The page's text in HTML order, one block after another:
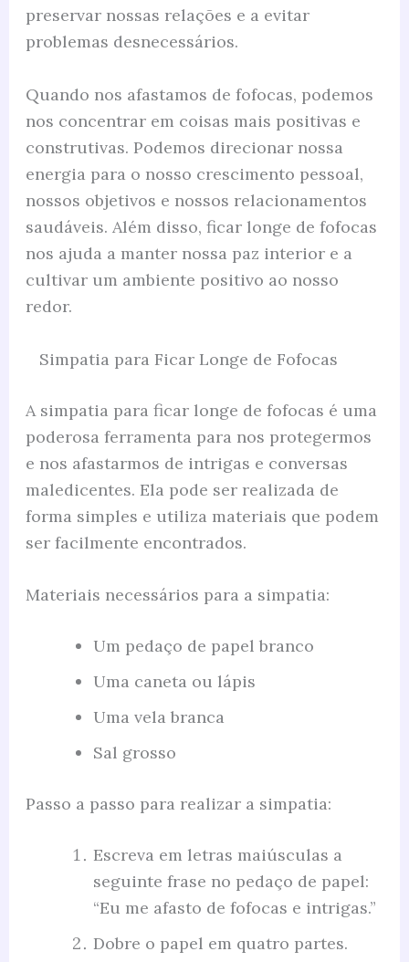
preservar nossas relações e a evitar
problemas desnecessários.
Quando nos afastamos de fofocas, podemos
nos concentrar em coisas mais positivas e
construtivas. Podemos direcionar nossa
energia para o nosso crescimento pessoal,
nossos objetivos e nossos relacionamentos
saudáveis. Além disso, ficar longe de fofocas
nos ajuda a manter nossa paz interior e a
cultivar um ambiente positivo ao nosso
redor.
Simpatia para Ficar Longe de Fofocas
A simpatia para ficar longe de fofocas é uma
poderosa ferramenta para nos protegermos
e nos afastarmos de intrigas e conversas
maledicentes. Ela pode ser realizada de
forma simples e utiliza materiais que podem
ser facilmente encontrados.
Materiais necessários para a simpatia:
Um pedaço de papel branco
Uma caneta ou lápis
Uma vela branca
Sal grosso
Passo a passo para realizar a simpatia:
Escreva em letras maiúsculas a
seguinte frase no pedaço de papel:
“Eu me afasto de fofocas e intrigas.”
Dobre o papel em quatro partes.